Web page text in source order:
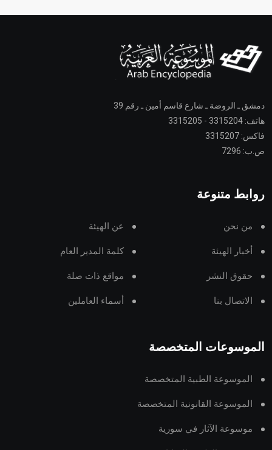
دمشق ـ الروضة ـ شارع قاسم أمين ـ رقم 39
هاتف: 3315204 - 3315205
فاكس: 3315207
ص.ب: 7296
روابط متنوعة
من نحن عن الهيئة
أخبار الهيئة كلمة المدير العام
حقوق النشر مواقع ذات صلة
الاتصال بنا أسماء العاملين
الموسوعات المتخصصة
الموسوعة الطبية المتخصصة
الموسوعة القانونية المتخصصة
موسوعة الآثار في سورية